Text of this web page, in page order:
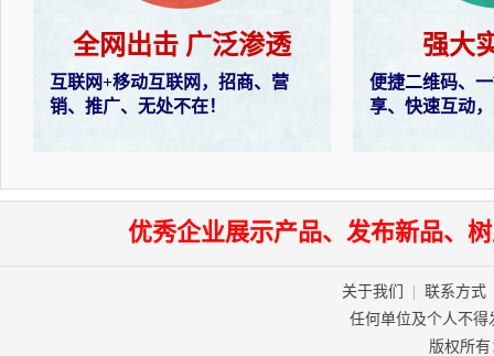
全网出击 广泛渗透
互联网+移动互联网，招商、营
销、推广、无处不在！
强大
便捷二维码、
享、快速互动
优秀企业展示产品、发布新品、
关于我们 联系方式
任何单位及个人不
版权所有